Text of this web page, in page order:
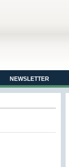
NEWSLETTER